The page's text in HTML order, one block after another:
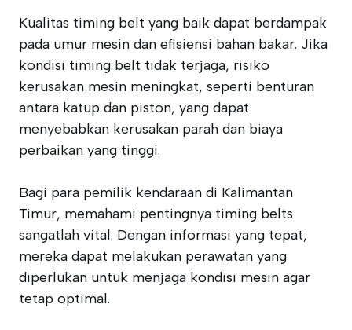
Kualitas timing belt yang baik dapat berdampak
pada umur mesin dan efisiensi bahan bakar. Jika
kondisi timing belt tidak terjaga, risiko
kerusakan mesin meningkat, seperti benturan
antara katup dan piston, yang dapat
menyebabkan kerusakan parah dan biaya
perbaikan yang tinggi.
Bagi para pemilik kendaraan di Kalimantan
Timur, memahami pentingnya timing belts
sangatlah vital. Dengan informasi yang tepat,
mereka dapat melakukan perawatan yang
diperlukan untuk menjaga kondisi mesin agar
tetap optimal.